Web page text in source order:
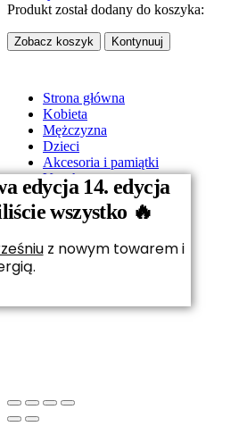
Produkt został dodany do koszyka:
Zobacz koszyk Kontynuuj
Strona główna
Kobieta
Mężczyzna
Dzieci
Akcesoria i pamiątki
Vouchery
O nas
Kontakt
edycja 14. edycja
wszystko 🔥
z nowym towarem i